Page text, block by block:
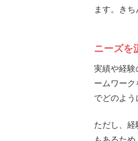
ます。き
ニーズを
実績や経験
ームワー
でどのよう
ただし、